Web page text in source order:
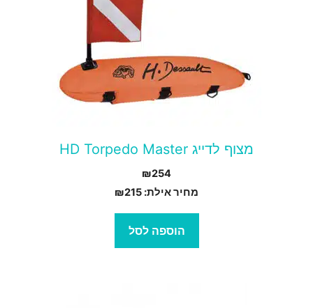
מצוף לדייג HD Torpedo Master
₪254
מחיר אילת:
₪215
הוספה לסל